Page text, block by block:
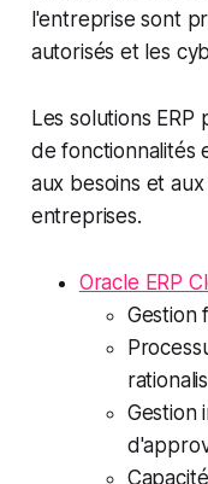
l'entreprise sont
autorisés et les
Les solutions
de fonctionnalités
aux besoins et
entreprises.
Oracle ERP
Gestion
Gestion